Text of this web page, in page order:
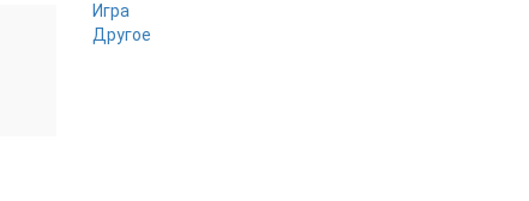
Игра
Другое